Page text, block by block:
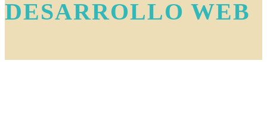
DESARROLLO WEB